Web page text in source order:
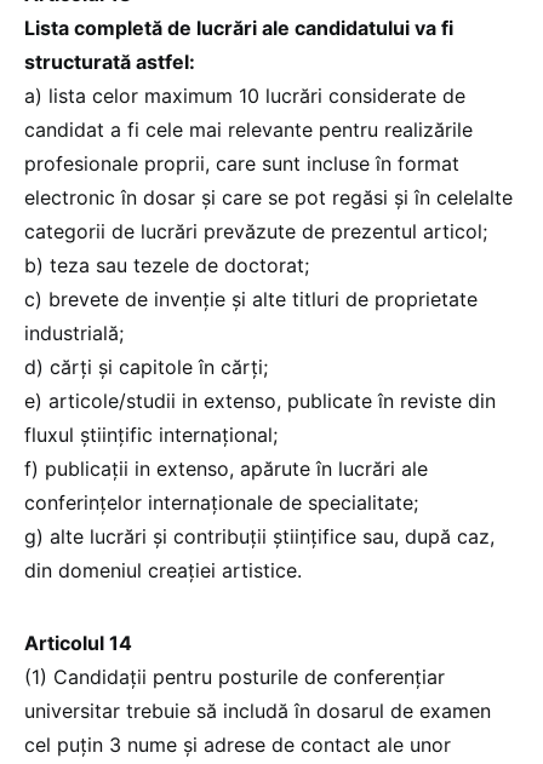
Lista completă de lucrări ale candidatului va fi
structurată astfel:
a) lista celor maximum 10 lucrări considerate de
candidat a fi cele mai relevante pentru realizările
profesionale proprii, care sunt incluse în format
electronic în dosar și care se pot regăsi și în celelalte
categorii de lucrări prevăzute de prezentul articol;
b) teza sau tezele de doctorat;
c) brevete de invenție și alte titluri de proprietate
industrială;
d) cărți și capitole în cărți;
e) articole/studii in extenso, publicate în reviste din
fluxul științific internațional;
f) publicații in extenso, apărute în lucrări ale
conferințelor internaționale de specialitate;
g) alte lucrări și contribuții științifice sau, după caz,
din domeniul creației artistice.
Articolul 14
(1) Candidații pentru posturile de conferențiar
universitar trebuie să includă în dosarul de examen
cel puțin 3 nume și adrese de contact ale unor